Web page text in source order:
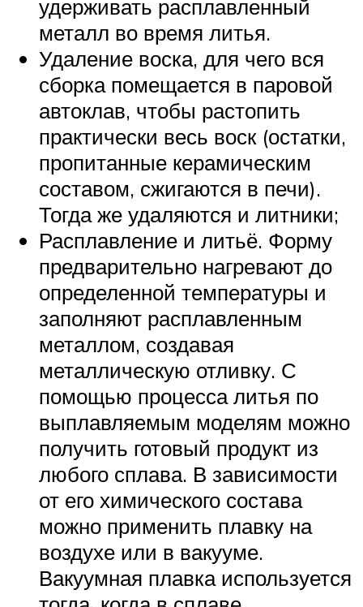
удерживать расплавленный
металл во время литья.
Удаление воска, для чего вся
сборка помещается в паровой
автоклав, чтобы растопить
практически весь воск (остатки,
пропитанные керамическим
составом, сжигаются в печи).
Тогда же удаляются и литники;
Расплавление и литьё. Форму
предварительно нагревают до
определенной температуры и
заполняют расплавленным
металлом, создавая
металлическую отливку. С
помощью процесса литья по
выплавляемым моделям можно
получить готовый продукт из
любого сплава. В зависимости
от его химического состава
можно применить плавку на
воздухе или в вакууме.
Вакуумная плавка используется